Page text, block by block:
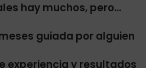
hay muchos, pero...
guiada por alguien
experiencia y resultados